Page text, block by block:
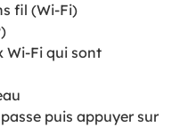
fil (Wi-Fi)
Wi-Fi qui sont
puis appuyer sur